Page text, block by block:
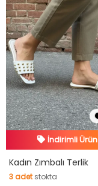
İndirimli Ürün
Hızlı Teslimat
İndirimli Ürün
Kadın Zımbalı Terlik
3adetstokta